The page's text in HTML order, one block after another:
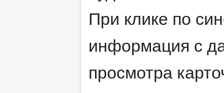
При клике по
информация с
просмотра